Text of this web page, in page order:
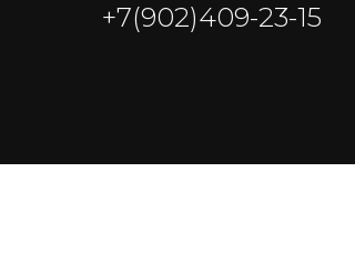
+7(902)409-23-15